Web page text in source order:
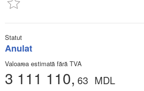
Statut
Anulat
Valoarea estimată fără TVA
3 111 110, 63 MDL